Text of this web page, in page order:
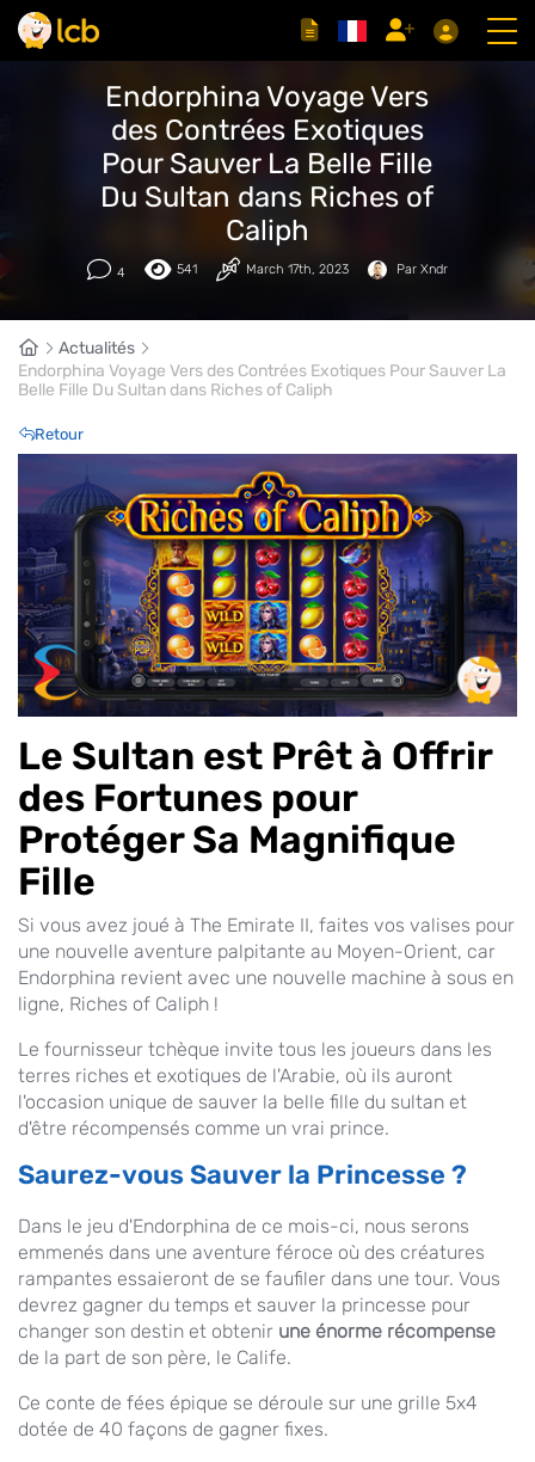
Endorphina Voyage Vers
des Contrées Exotiques
Pour Sauver La Belle Fille
Du Sultan dans Riches of
Caliph
4 541 March 17th, 2023 Par Xndr
Actualités
Endorphina Voyage Vers des Contrées Exotiques Pour Sauver La
Belle Fille Du Sultan dans Riches of Caliph
Retour
Le Sultan est Prêt à Offrir
des Fortunes pour
Protéger Sa Magnifique
Fille
Si vous avez joué à The Emirate II, faites vos valises pour
une nouvelle aventure palpitante au Moyen-Orient, car
Endorphina revient avec une nouvelle machine à sous en
ligne, Riches of Caliph !
Le fournisseur tchèque invite tous les joueurs dans les
terres riches et exotiques de l'Arabie, où ils auront
l'occasion unique de sauver la belle fille du sultan et
d'être récompensés comme un vrai prince.
Saurez-vous Sauver la Princesse ?
Dans le jeu d'Endorphina de ce mois-ci, nous serons
emmenés dans une aventure féroce où des créatures
rampantes essaieront de se faufiler dans une tour. Vous
devrez gagner du temps et sauver la princesse pour
changer son destin et obtenir une énorme récompense
de la part de son père, le Calife.
Ce conte de fées épique se déroule sur une grille 5x4
dotée de 40 façons de gagner fixes.